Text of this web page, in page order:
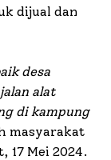
dijual dan
desa
alat
di kampung
masyarakat
17 Mei 2024.